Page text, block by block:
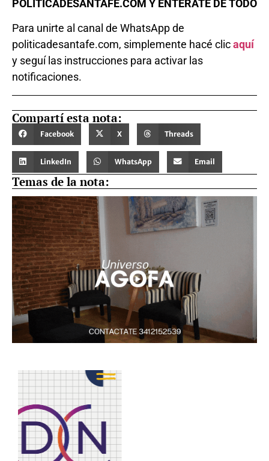
POLITICADESANTAFE.COM Y ENTERATE DE TODO
Para unirte al canal de WhatsApp de
politicadesantafe.com, simplemente hacé clicaquí
y seguí las instrucciones para activar las
notificaciones.
Compartí esta nota:
Facebook X Threads
LinkedIn WhatsApp Email
Temas de la nota: